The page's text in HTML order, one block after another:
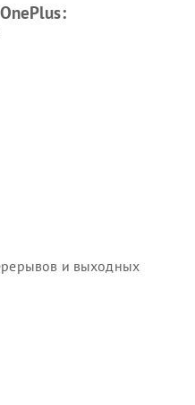
и выходных